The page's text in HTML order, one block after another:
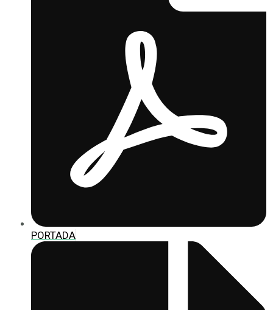
PORTADA